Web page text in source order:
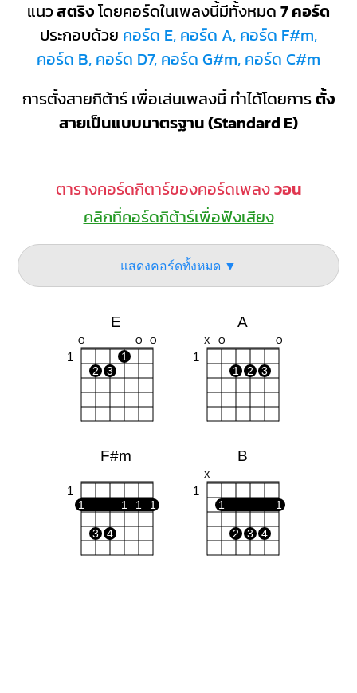
แนวสตริงโดยคอร์ดในเพลงนี้มีทั้งหมด 7 คอร์ด
ประกอบด้วย คอร์ด E, คอร์ด A, คอร์ด F#m,
คอร์ด B, คอร์ด D7, คอร์ด G#m, คอร์ด C#m
การตั้งสายกีต้าร์ เพื่อเล่นเพลงนี้ ทำได้โดยการตั้ง
สายเป็นแบบมาตรฐาน (Standard E)
ตารางคอร์ดกีตาร์ของคอร์ดเพลงวอน
คลิกที่คอร์ดกีต้าร์เพื่อฟังเสียง
แสดงคอร์ดทั้งหมด ▼
E
O O O
1
1
2
3
A
X O O
1
1 2 3
F#m
1
1 1 1 1
3 4
B
X
1
1 1
2 3 4